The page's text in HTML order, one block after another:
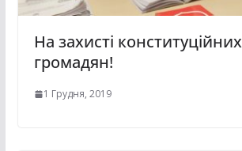
На захисті
громадян!
1 Грудня, 2019